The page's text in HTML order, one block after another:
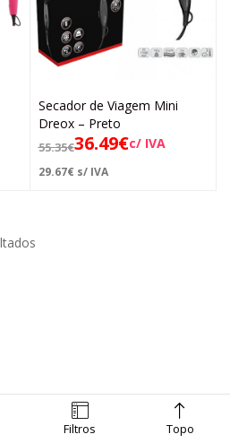
Filtros Topo
Secador de Viagem Mini
Dreox – Preto
55.35€36.49€c/ IVA
29.67€ s/ IVA